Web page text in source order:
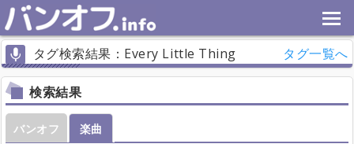
タグ検索結果：Every Little Thing タグ一覧へ
検索結果
バンオフ
楽曲